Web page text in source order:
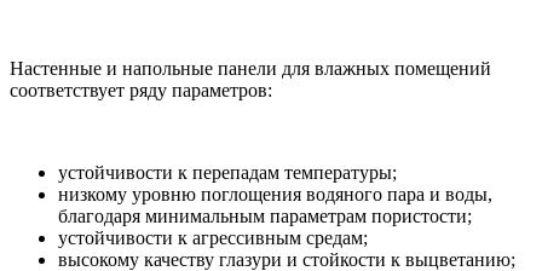
Настенные и напольные панели для влажных помещений
соответствует ряду параметров:
устойчивости к перепадам температуры;
низкому уровню поглощения водяного пара и воды,
благодаря минимальным параметрам пористости;
устойчивости к агрессивным средам;
высокому качеству глазури и стойкости к выцветанию;